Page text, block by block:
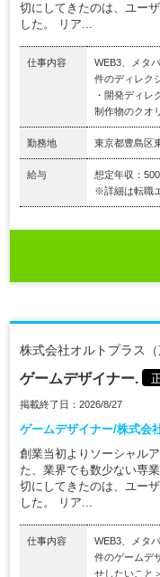
切にしてきたのは、ユー
した。 リア...
仕事内容
WEB3、メタ
件のディレク
・開発ディレ
制作物のクオ
勤務地 東京都豊島区
給与
想定年収：
※詳細は転職
株式会社オルトプラス（
ゲームデザイナー.
掲載終了日：2026/8/27
ゲームデザイナー/株式会
創業当初よりソーシャル
た、業界でも数少ない専
切にしてきたのは、ユー
した。 リア...
仕事内容
WEB3、メタ
件のゲームデ
せしたいこと